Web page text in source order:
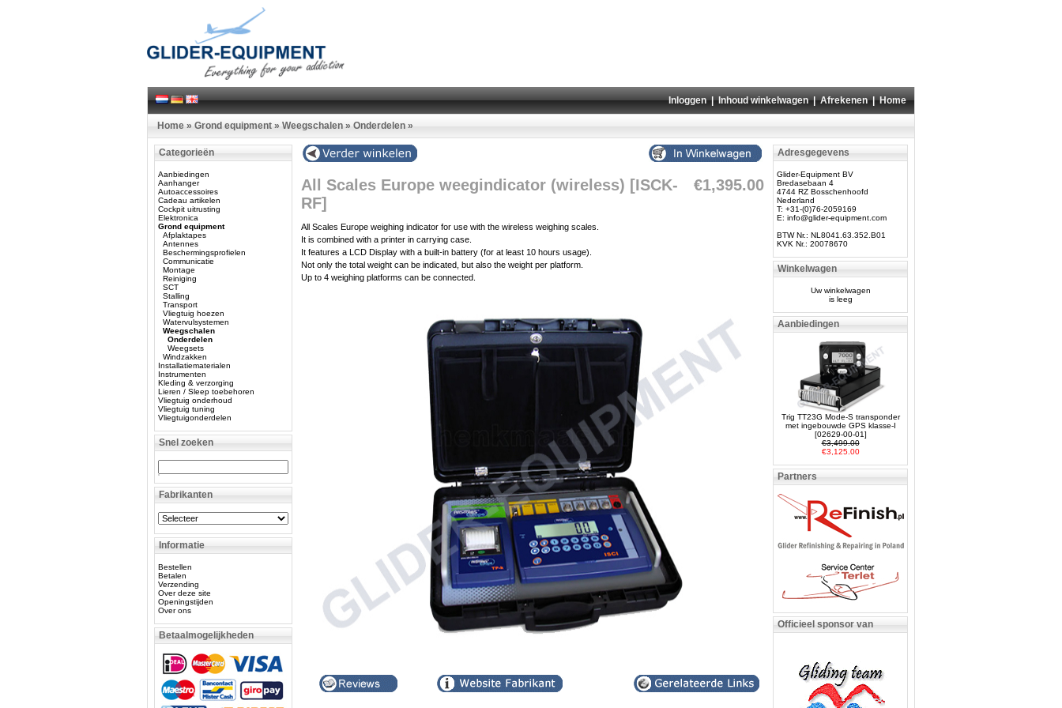
Inloggen|Inhoud winkelwagen|Afrekenen|Home
Home » Grond equipment » Weegschalen » Onderdelen »
Categorieën
Aanbiedingen
Aanhanger
Autoaccessoires
Cadeau artikelen
Cockpit uitrusting
Elektronica
Grond equipment
Afplaktapes
Antennes
Beschermingsprofielen
Communicatie
Montage
Reiniging
SCT
Stalling
Transport
Vliegtuig hoezen
Watervulsystemen
Weegschalen
Onderdelen
Weegsets
Windzakken
Installatiematerialen
Instrumenten
Kleding & verzorging
Lieren / Sleep toebehoren
Vliegtuig onderhoud
Vliegtuig tuning
Vliegtuigonderdelen
Snel zoeken
Fabrikanten
Informatie
Bestellen
Betalen
Verzending
Over deze site
Openingstijden
Over ons
Betaalmogelijkheden
All Scales Europe weegindicator (wireless) [ISCK-
RF]
€1,395.00
All Scales Europe weighing indicator for use with the wireless weighing scales.
It is combined with a printer in carrying case.
It features a LCD Display with a built-in battery (for at least 10 hours usage).
Not only the total weight can be indicated, but also the weight per platform.
Up to 4 weighing platforms can be connected.
Adresgegevens
Glider-Equipment BV
Bredasebaan 4
4744 RZ Bosschenhoofd
Nederland
T: +31-(0)76-2059169
E: info@glider-equipment.com
BTW Nr.: NL8041.63.352.B01
KVK Nr.: 20078670
Winkelwagen
Uw winkelwagen
is leeg
Aanbiedingen
Trig TT23G Mode-S transponder
met ingebouwde GPS klasse-I
[02629-00-01]
€3,499.00
€3,125.00
Partners
Officieel sponsor van